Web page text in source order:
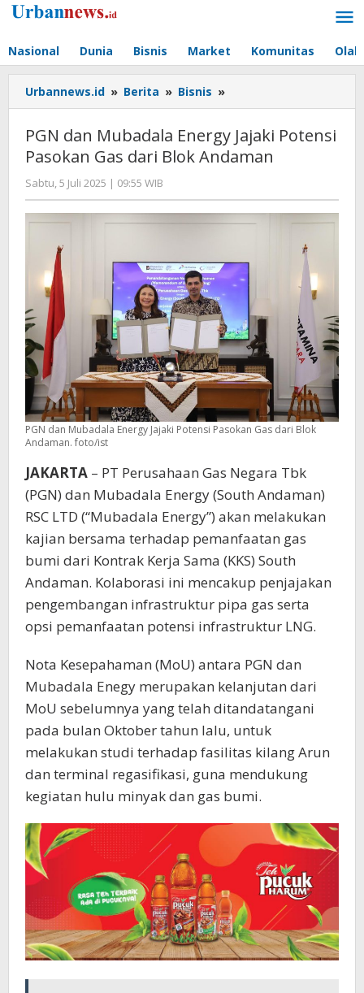
Lewati
Nasional Dunia Bisnis Market Komunitas
Urbannews.id » Berita » Bisnis »
dan
Energy
Jajaki
Gas
dari
Andaman
PGN dan Mubadala Energy Jajaki Potensi
Pasokan Gas dari Blok Andaman
Sabtu, 5 Juli 2025 | 09:55 WIB
Hengki
Seprihadi
PGN dan Mubadala Energy Jajaki Potensi Pasokan Gas dari Blok
Andaman. foto/ist
JAKARTA – PT Perusahaan Gas Negara Tbk
(PGN) dan Mubadala Energy (South Andaman)
RSC LTD (“Mubadala Energy”) akan melakukan
kajian bersama terhadap pemanfaatan gas
bumi dari Kontrak Kerja Sama (KKS) South
Andaman. Kolaborasi ini mencakup penjajakan
pengembangan infrastruktur pipa gas serta
opsi pemanfaatan potensi infrastruktur LNG.
Nota Kesepahaman (MoU) antara PGN dan
Mubadala Enegy merupakan kelanjutan dari
MoU sebelumnya yang telah ditandatangani
pada bulan Oktober tahun lalu, untuk
melakukan studi terhadap fasilitas kilang Arun
dan terminal regasifikasi, guna mendukung
kegiatan hulu minyak dan gas bumi.